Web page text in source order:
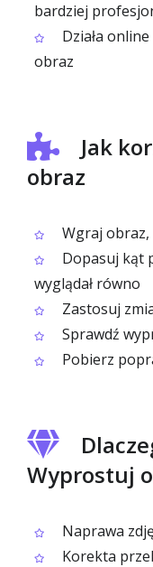
bardziej
Działa
obraz
Jak
obraz
Wgraj
Dopasuj kąt
wyglądał równo
Zastosuj
Sprawdź
Pobierz
Wyprostuj
Naprawa
Korekta